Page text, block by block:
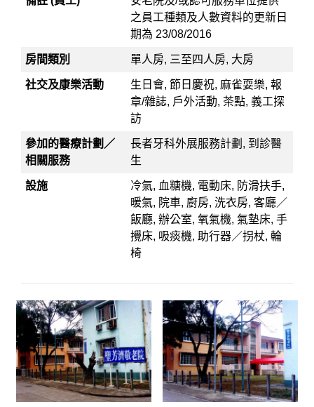
之員工種類及人數資料的更新日
期為 23/08/2016
房間類別 單人房, 三至四人房, 大房
社交及康樂活動
生日會, 節日慶祝, 麻雀耍樂, 報
章/雜誌, 戶外活動, 茶點, 義工探
訪
參加的醫療計劃／
相關服務
長者牙科外展服務計劃, 到診醫
生
設施
冷氣, 血糖機, 電動床, 防滑扶手,
暖氣, 院車, 廚房, 洗衣房, 客廳／
飯廳, 辦公室, 氧氣機, 氣墊床, 手
攪床, 吸痰機, 助行器／拐杖, 輪
椅